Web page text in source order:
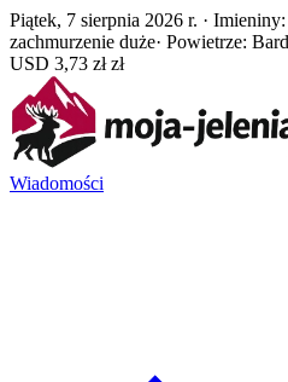
Piątek, 7 sierpnia 2026 r. ·
zachmurzenie duże· Powietrze:
USD 3,73 zł zł
Wiadomości